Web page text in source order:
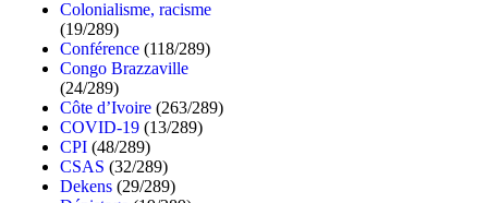
Colonialisme, racisme
(19/289)
Conférence (118/289)
Congo Brazzaville
(24/289)
Côte d’Ivoire (263/289)
COVID-19 (13/289)
CPI (48/289)
CSAS (32/289)
Dekens (29/289)